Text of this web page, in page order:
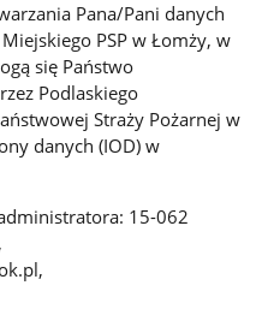
Pana/Pani danych
PSP w Łomży, w
się Państwo
Podlaskiego
Straży Pożarnej w
danych (IOD) w
15-062